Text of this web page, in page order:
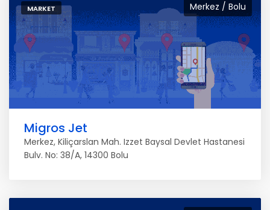
Merkez / Bolu
MARKET
Migros Jet
Merkez, Kiliçarslan Mah. Izzet Baysal Devlet Hastanesi
Bulv. No: 38/A, 14300 Bolu